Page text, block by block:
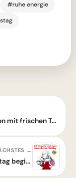
#ruhe energie
Schönen Dienstag: Guten Morgen mit frischen Tulpen
→
Guten Morgen - Ein fantastischer Dienstag beginnt